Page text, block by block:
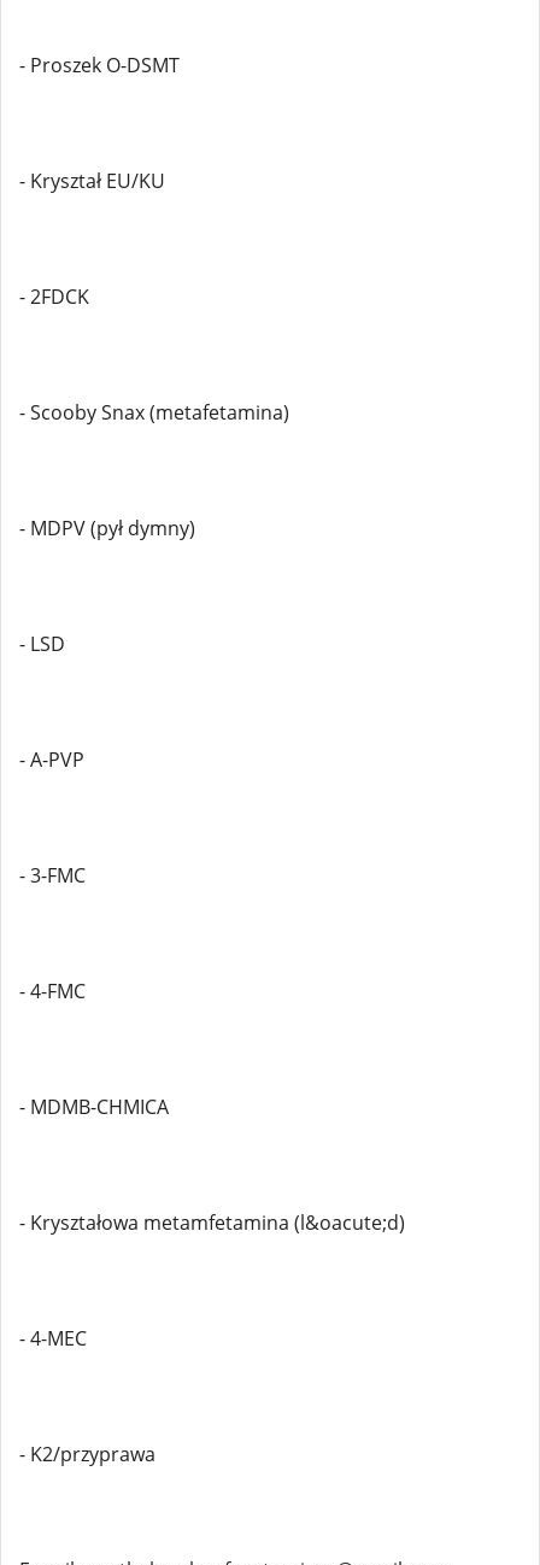
- Proszek O-DSMT
- Kryształ EU/KU
- 2FDCK
- Scooby Snax (metafetamina)
- MDPV (pył dymny)
- LSD
- A-PVP
- 3-FMC
- 4-FMC
- MDMB-CHMICA
- Kryształowa metamfetamina (l&oacute;d)
- 4-MEC
- K2/przyprawa